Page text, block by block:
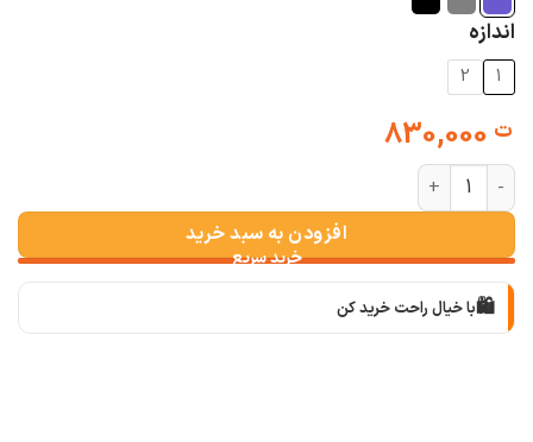
اندازه
2
ت830,000
کت یقه انگلیسی پرشین جیران عدد
افزودن به سبد خرید
🛍️با خیال راحت خرید کن